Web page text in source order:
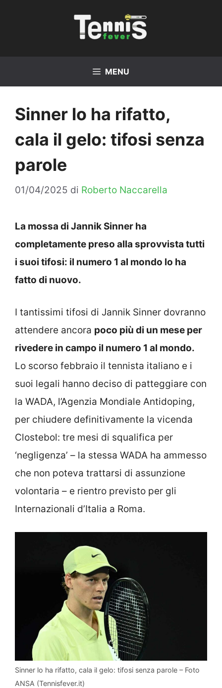
MENU
Sinner lo ha rifatto,
cala il gelo: tifosi senza
parole
01/04/2025 di Roberto Naccarella
La mossa di Jannik Sinner ha
completamente preso alla sprovvista tutti
i suoi tifosi: il numero 1 al mondo lo ha
fatto di nuovo.
I tantissimi tifosi di Jannik Sinner dovranno
attendere ancora poco più di un mese per
rivedere in campo il numero 1 al mondo.
Lo scorso febbraio il tennista italiano e i
suoi legali hanno deciso di patteggiare con
la WADA, l’Agenzia Mondiale Antidoping,
per chiudere definitivamente la vicenda
Clostebol: tre mesi di squalifica per
‘negligenza’ – la stessa WADA ha ammesso
che non poteva trattarsi di assunzione
volontaria – e rientro previsto per gli
Internazionali d’Italia a Roma.
Sinner lo ha rifatto, cala il gelo: tifosi senza parole – Foto
ANSA (Tennisfever.it)